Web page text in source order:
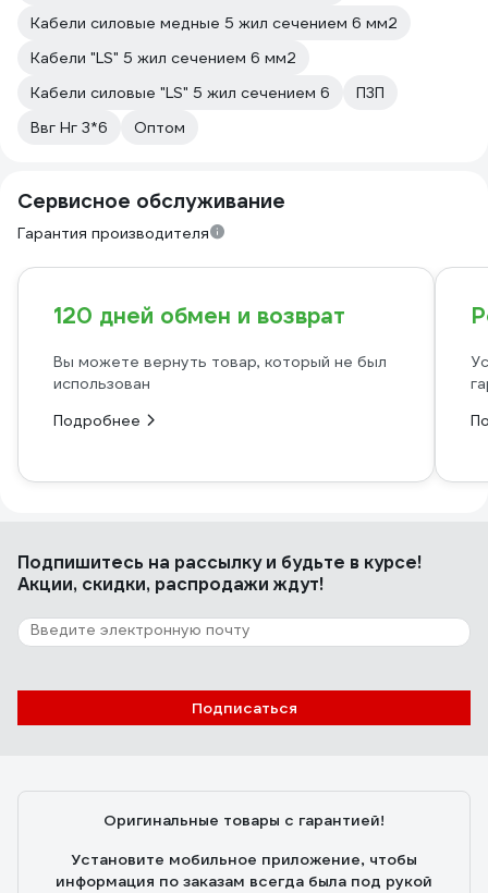
Кабели силовые медные 5 жил сечением 6 мм2
Кабели "LS" 5 жил сечением 6 мм2
Кабели силовые "LS" 5 жил сечением 6
П3П
Ввг Нг 3*6
Оптом
Сервисное обслуживание
Гарантия производителя
120 дней обмен и возврат
Вы можете вернуть товар, который не был
использован
Подробнее
Подпишитесь на рассылкуи будьте в курсе!
Акции, скидки, распродажи ждут!
Подписаться
Оригинальные товары с гарантией!
Установите мобильное приложение, чтобы
информация по заказам всегда была под рукой